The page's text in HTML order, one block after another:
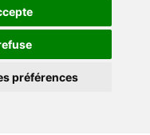
préférences
132)
Gaspé
6A9
360-6614